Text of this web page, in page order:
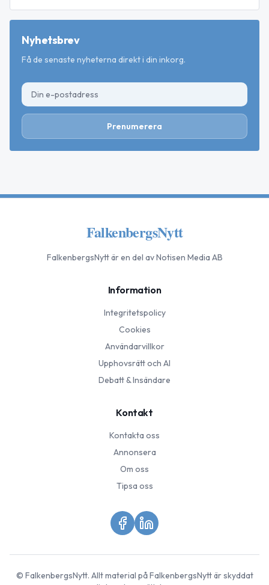
Nyhetsbrev
Få de senaste nyheterna direkt i din inkorg.
Prenumerera
FalkenbergsNytt
FalkenbergsNyttär en del av Notisen Media AB
Information
Integritetspolicy
Cookies
Användarvillkor
Upphovsrätt och AI
Debatt & Insändare
Kontakt
Kontakta oss
Annonsera
Om oss
Tipsa oss
© FalkenbergsNytt. Allt material påFalkenbergsNyttär skyddat